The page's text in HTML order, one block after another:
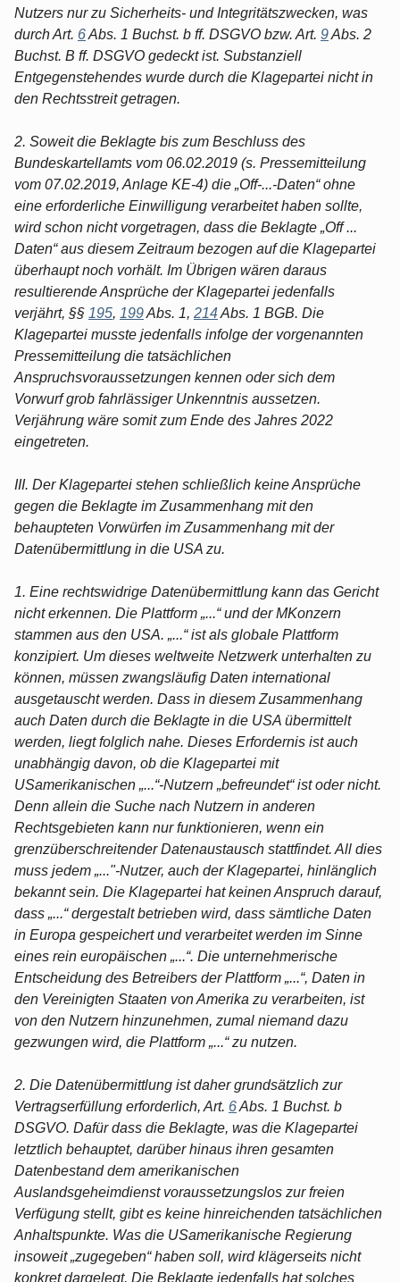
Nutzers nur zu Sicherheits- und Integritätszwecken, was
durch Art. 6Abs. 1 Buchst. b ff. DSGVO bzw. Art. 9Abs. 2
Buchst. B ff. DSGVO gedeckt ist. Substanziell
Entgegenstehendes wurde durch die Klagepartei nicht in
den Rechtsstreit getragen.
2. Soweit die Beklagte bis zum Beschluss des
Bundeskartellamts vom 06.02.2019 (s. Pressemitteilung
vom 07.02.2019, Anlage KE-4) die „Off-...-Daten“ ohne
eine erforderliche Einwilligung verarbeitet haben sollte,
wird schon nicht vorgetragen, dass die Beklagte „Off ...
Daten“ aus diesem Zeitraum bezogen auf die Klagepartei
überhaupt noch vorhält. Im Übrigen wären daraus
resultierende Ansprüche der Klagepartei jedenfalls
verjährt, §§ 195, 199Abs. 1, 214Abs. 1 BGB. Die
Klagepartei musste jedenfalls infolge der vorgenannten
Pressemitteilung die tatsächlichen
Anspruchsvoraussetzungen kennen oder sich dem
Vorwurf grob fahrlässiger Unkenntnis aussetzen.
Verjährung wäre somit zum Ende des Jahres 2022
eingetreten.
III. Der Klagepartei stehen schließlich keine Ansprüche
gegen die Beklagte im Zusammenhang mit den
behaupteten Vorwürfen im Zusammenhang mit der
Datenübermittlung in die USA zu.
1. Eine rechtswidrige Datenübermittlung kann das Gericht
nicht erkennen. Die Plattform „...“ und der MKonzern
stammen aus den USA. „...“ ist als globale Plattform
konzipiert. Um dieses weltweite Netzwerk unterhalten zu
können, müssen zwangsläufig Daten international
ausgetauscht werden. Dass in diesem Zusammenhang
auch Daten durch die Beklagte in die USA übermittelt
werden, liegt folglich nahe. Dieses Erfordernis ist auch
unabhängig davon, ob die Klagepartei mit
USamerikanischen „...“-Nutzern „befreundet“ ist oder nicht.
Denn allein die Suche nach Nutzern in anderen
Rechtsgebieten kann nur funktionieren, wenn ein
grenzüberschreitender Datenaustausch stattfindet. All dies
muss jedem „..."-Nutzer, auch der Klagepartei, hinlänglich
bekannt sein. Die Klagepartei hat keinen Anspruch darauf,
dass „...“ dergestalt betrieben wird, dass sämtliche Daten
in Europa gespeichert und verarbeitet werden im Sinne
eines rein europäischen „...“. Die unternehmerische
Entscheidung des Betreibers der Plattform „...“, Daten in
den Vereinigten Staaten von Amerika zu verarbeiten, ist
von den Nutzern hinzunehmen, zumal niemand dazu
gezwungen wird, die Plattform „...“ zu nutzen.
2. Die Datenübermittlung ist daher grundsätzlich zur
Vertragserfüllung erforderlich, Art. 6Abs. 1 Buchst. b
DSGVO. Dafür dass die Beklagte, was die Klagepartei
letztlich behauptet, darüber hinaus ihren gesamten
Datenbestand dem amerikanischen
Auslandsgeheimdienst voraussetzungslos zur freien
Verfügung stellt, gibt es keine hinreichenden tatsächlichen
Anhaltspunkte. Was die USamerikanische Regierung
insoweit „zugegeben“ haben soll, wird klägerseits nicht
konkret dargelegt. Die Beklagte jedenfalls hat solches